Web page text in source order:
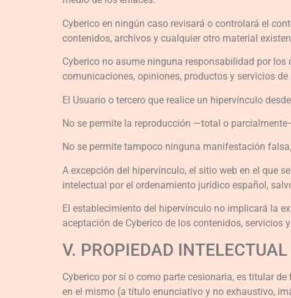
Cyberico en ningún caso revisará o controlará el
contenidos, archivos y cualquier otro material
Cyberico no asume ninguna responsabilidad por
comunicaciones, opiniones, productos y servicios
El Usuario o tercero que realice un hipervínculo
No se permite la reproducción —total o
No se permite tampoco ninguna manifestación
A excepción del hipervínculo, el sitio web en el que
intelectual por el ordenamiento jurídico español,
El establecimiento del hipervínculo no implicará la
aceptación de Cyberico de los contenidos,
V. PROPIEDAD
Cyberico por sí o como parte cesionaria, es titular
en el mismo (a título enunciativo y no exhaustivo,